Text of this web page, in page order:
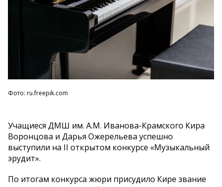
Фото: ru.freepik.com
Учащиеся ДМШ им. А.М. Иванова-Крамского Кира
Воронцова и Дарья Ожерельева успешно
выступили на II открытом конкурсе «Музыкальный
эрудит».
По итогам конкурса жюри присудило Кире звание